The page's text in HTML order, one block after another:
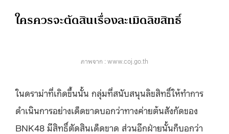
ใครควรจะตัดสินเรื่องละเมิดลิขสิทธิ์
ภาพจาก : www.coj.go.th
ในดราม่าที่เกิดขึ้นนั้น กลุ่มที่สนับสนุนลิขสิทธิ์ให้ทำการ
ดำเนินการอย่างเด็ดขาดบอกว่าทางค่ายต้นสังกัดของ
BNK48 มีสิทธิ์ตัดสินเด็ดขาด ส่วนอีกฝ่ายนั้นก็บอกว่า